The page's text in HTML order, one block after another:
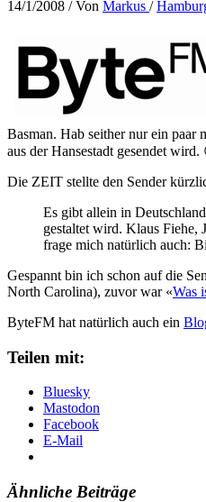
14/1/2008 / Von Markus /
Basman. Hab seither nur ein paar
aus der Hansestadt gesendet wird.
Die ZEIT stellte den Sender
Es gibt allein in
gestaltet wird. Klaus Fiehe,
frage mich natürlich auch:
Gespannt bin ich schon auf die
North Carolina), zuvor war «Was
ByteFM hat natürlich auch ein
Teilen mit:
Bluesky
Mastodon
Facebook
E-Mail
Ähnliche Beiträge